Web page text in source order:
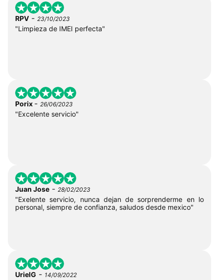
RPV - 23/10/2023
"Limpieza de IMEI perfecta"
Porix - 26/06/2023
"Excelente servicio"
Juan Jose - 28/02/2023
"Exelente servicio, nunca dejan de sorprenderme en lo
personal, siempre de confianza, saludos desde mexico"
UrielG - 14/09/2022